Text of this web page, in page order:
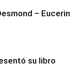
– Eucerin
su libro